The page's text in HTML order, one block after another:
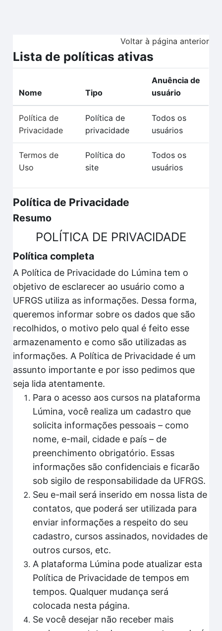
Voltar à página anterior
Lista de políticas ativas
Nome Tipo
Anuência de
usuário
Política de
Privacidade
Política de
privacidade
Todos os
usuários
Termos de
Uso
Política do
site
Todos os
usuários
Política de Privacidade
Resumo
POLÍTICA DE PRIVACIDADE
Política completa
A Política de Privacidade do Lúmina tem o
objetivo de esclarecer ao usuário como a
UFRGS utiliza as informações. Dessa forma,
queremos informar sobre os dados que são
recolhidos, o motivo pelo qual é feito esse
armazenamento e como são utilizadas as
informações. A Política de Privacidade é um
assunto importante e por isso pedimos que
seja lida atentamente.
Para o acesso aos cursos na plataforma
Lúmina, você realiza um cadastro que
solicita informações pessoais – como
nome, e-mail, cidade e país – de
preenchimento obrigatório. Essas
informações são confidenciais e ficarão
sob sigilo de responsabilidade da UFRGS.
Seu e-mail será inserido em nossa lista de
contatos, que poderá ser utilizada para
enviar informações a respeito do seu
cadastro, cursos assinados, novidades de
outros cursos, etc.
A plataforma Lúmina pode atualizar esta
Política de Privacidade de tempos em
tempos. Qualquer mudança será
colocada nesta página.
Se você desejar não receber mais